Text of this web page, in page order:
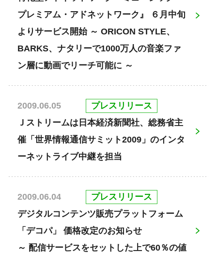
プレミアム・アドネットワーク』 ６月中旬
よりサービス開始 ～ ORICON STYLE、
BARKS、ナタリーで1000万人の音楽ファ
ン層に動画でリーチ可能に ～
2009.06.05
プレスリリース
Ｊストリームは日本経済新聞社、総務省主
催「世界情報通信サミット2009」のインタ
ーネットライブ中継を担当
2009.06.04
プレスリリース
デジタルコンテンツ販売プラットフォーム
「デコパ」 価格改定のお知らせ
～ 配信サービスをセットした上で60％の値